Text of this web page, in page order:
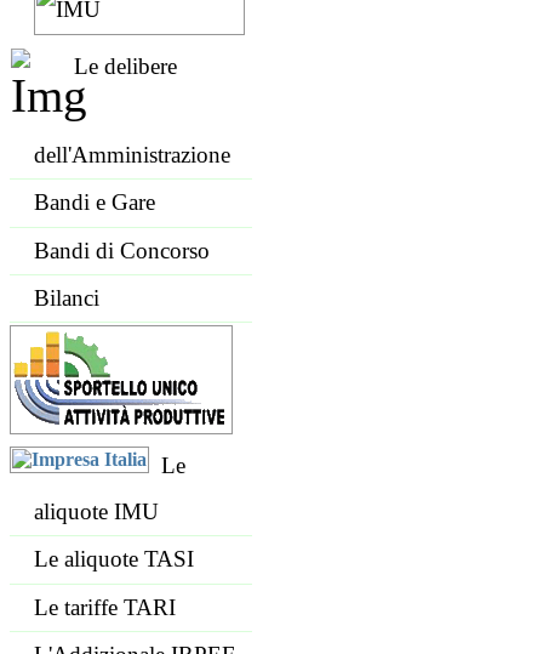
Le delibere
dell'Amministrazione
Bandi e Gare
Bandi di Concorso
Bilanci
Le
aliquote IMU
Le aliquote TASI
Le tariffe TARI